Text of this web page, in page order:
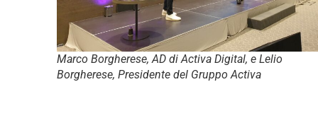
Marco Borgherese, AD di Activa Digital, e Lelio
Borgherese, Presidente del Gruppo Activa